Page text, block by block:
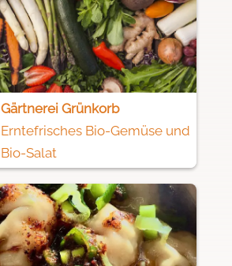
Gärtnerei Grünkorb
Erntefrisches Bio-Gemüse und
Bio-Salat